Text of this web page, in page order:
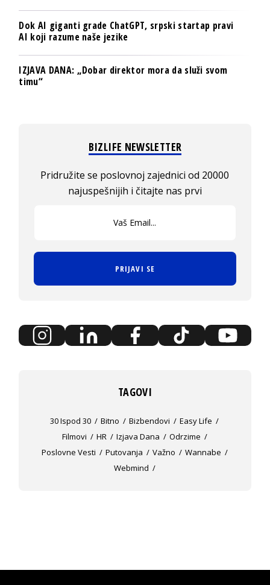
Dok AI giganti grade ChatGPT, srpski startap pravi
AI koji razume naše jezike
IZJAVA DANA: „Dobar direktor mora da služi svom
timu“
BIZLIFE NEWSLETTER
Pridružite se poslovnoj zajednici od 20000
najuspešnijih i čitajte nas prvi
PRIJAVI SE
TAGOVI
30 Ispod 30 Bitno Bizbendovi
Easy Life
Filmovi
HR Izjava Dana
Odrzime
Poslovne Vesti
Putovanja Važno
Wannabe
Webmind